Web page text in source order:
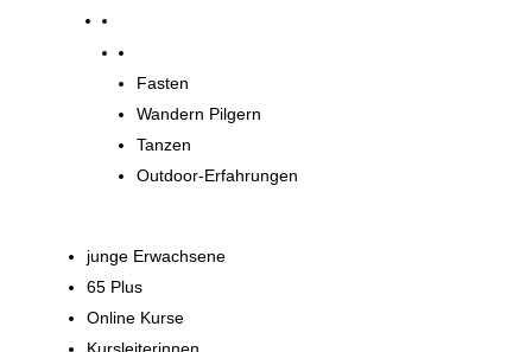
Fasten
Wandern Pilgern
Tanzen
Outdoor-Erfahrungen
junge Erwachsene
65 Plus
Online Kurse